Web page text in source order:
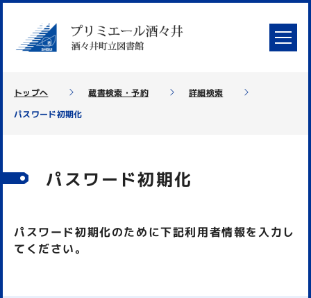
トップへ 蔵書検索・予約
詳細検索
パスワード初期化
パスワード初期化
パスワード初期化のために下記利用者情報を入力し
てください。